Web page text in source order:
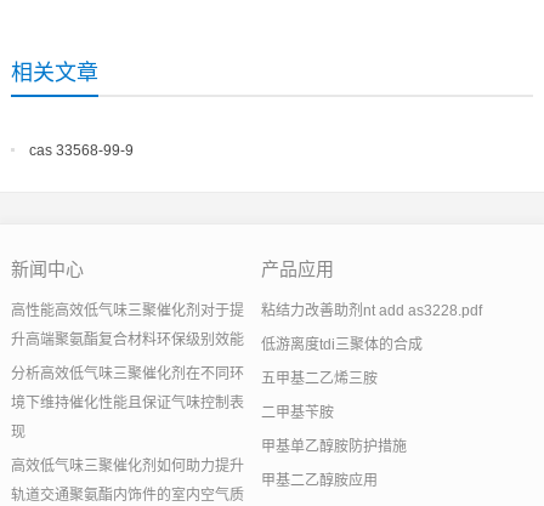
相关文章
cas 33568-99-9
新闻中心
高性能高效低气味三聚催化剂对于提
升高端聚氨酯复合材料环保级别效能
分析高效低气味三聚催化剂在不同环
境下维持催化性能且保证气味控制表
现
高效低气味三聚催化剂如何助力提升
轨道交通聚氨酯内饰件的室内空气质
产品应用
粘结力改善助剂nt add as3228.pdf
低游离度tdi三聚体的合成
五甲基二乙烯三胺
二甲基苄胺
甲基单乙醇胺防护措施
甲基二乙醇胺应用